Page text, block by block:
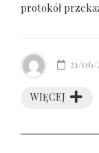
protokół
WIĘCEJ
21/06/